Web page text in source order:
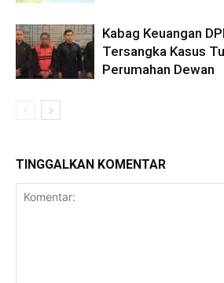
Kabag Keuangan
Tersangka Kasus
Perumahan Dewan
TINGGALKAN KOMENTAR